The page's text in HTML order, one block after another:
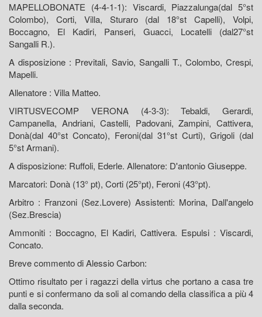
MAPELLOBONATE (4-4-1-1): Viscardi, Piazzalunga(dal 5°st
Colombo), Corti, Villa, Sturaro (dal 18°st Capelli), Volpi,
Boccagno, El Kadiri, Panseri, Guacci, Locatelli (dal27°st
Sangalli R.).
A disposizione : Previtali, Savio, Sangalli T., Colombo, Crespi,
Mapelli.
Allenatore : Villa Matteo.
VIRTUSVECOMP VERONA (4-3-3): Tebaldi, Gerardi,
Campanella, Andriani, Castelli, Padovani, Zampini, Cattivera,
Donà(dal 40°st Concato), Feroni(dal 31°st Curti), Grigoli (dal
5°st Armani).
A disposizione: Ruffoli, Ederle. Allenatore: D'antonio Giuseppe.
Marcatori: Donà (13° pt), Corti (25°pt), Feroni (43°pt).
Arbitro : Franzoni (Sez.Lovere) Assistenti: Morina, Dall'angelo
(Sez.Brescia)
Ammoniti : Boccagno, El Kadiri, Cattivera. Espulsi : Viscardi,
Concato.
Breve commento di Alessio Carbon:
Ottimo risultato per i ragazzi della virtus che portano a casa tre
punti e si confermano da soli al comando della classifica a più 4
dalla seconda.